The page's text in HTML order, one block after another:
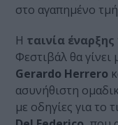
στο αγαπημένο
Η ταινία έναρξης
Φεστιβάλ θα
Gerardo Herrero
ασυνήθιστη
με οδηγίες για το